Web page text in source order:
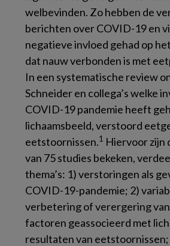
welbevinden. Zo hebben de
berichten over COVID-19 en
negatieve invloed gehad op
dat nauw verbonden is met
In een systematische review
Schneider en collega’s welke
COVID-19 pandemie heeft
lichaamsbeeld, verstoord
eetstoornissen.1 Hiervoor zijn
van 75 studies bekeken,
thema’s: 1) verstoringen als
COVID-19-pandemie; 2)
verbetering of verergering
factoren geassocieerd met
resultaten van eetstoornissen;